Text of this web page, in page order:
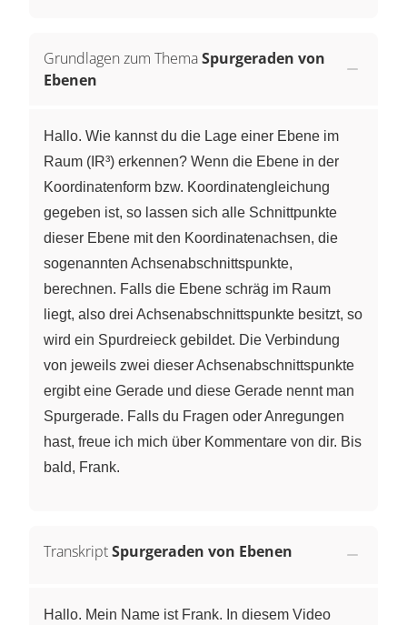
Grundlagen zum ThemaSpurgeraden von
Ebenen
Hallo. Wie kannst du die Lage einer Ebene im
Raum (IR³) erkennen? Wenn die Ebene in der
Koordinatenform bzw. Koordinatengleichung
gegeben ist, so lassen sich alle Schnittpunkte
dieser Ebene mit den Koordinatenachsen, die
sogenannten Achsenabschnittspunkte,
berechnen. Falls die Ebene schräg im Raum
liegt, also drei Achsenabschnittspunkte besitzt, so
wird ein Spurdreieck gebildet. Die Verbindung
von jeweils zwei dieser Achsenabschnittspunkte
ergibt eine Gerade und diese Gerade nennt man
Spurgerade. Falls du Fragen oder Anregungen
hast, freue ich mich über Kommentare von dir. Bis
bald, Frank.
TranskriptSpurgeraden von Ebenen
Hallo. Mein Name ist Frank. In diesem Video